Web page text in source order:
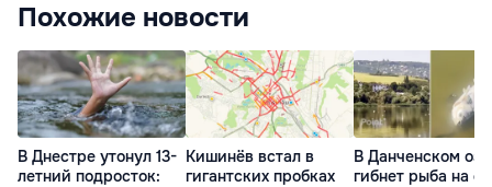
Похожие новости
В Днестре утонул 13-
летний подросток:
Кишинёв встал в
гигантских пробках
В Данченском
гибнет рыба на